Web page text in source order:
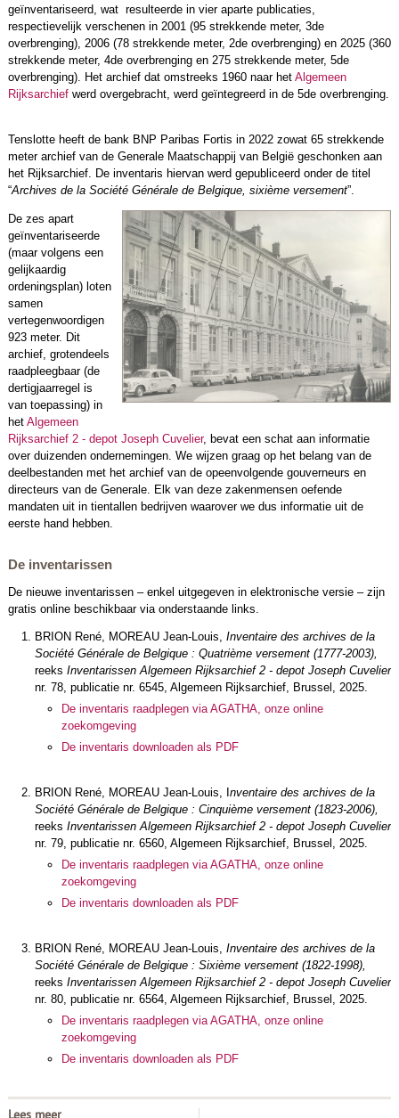
geïnventariseerd, wat resulteerde in vier aparte publicaties,
respectievelijk verschenen in 2001 (95 strekkende meter, 3de
overbrenging), 2006 (78 strekkende meter, 2de overbrenging) en 2025 (360
strekkende meter, 4de overbrenging en 275 strekkende meter, 5de
overbrenging). Het archief dat omstreeks 1960 naar het Algemeen
Rijksarchiefwerd overgebracht, werd geïntegreerd in de 5de overbrenging.
Tenslotte heeft de bank BNP Paribas Fortis in 2022 zowat 65 strekkende
meter archief van de Generale Maatschappij van België geschonken aan
het Rijksarchief. De inventaris hiervan werd gepubliceerd onder de titel
“Archives de la Société Générale de Belgique, sixième versement”.
De zes apart
geïnventariseerde
(maar volgens een
gelijkaardig
ordeningsplan) loten
samen
vertegenwoordigen
923 meter. Dit
archief, grotendeels
raadpleegbaar (de
dertigjaarregel is
van toepassing) in
het Algemeen
Rijksarchief 2 - depot Joseph Cuvelier, bevat een schat aan informatie
over duizenden ondernemingen. We wijzen graag op het belang van de
deelbestanden met het archief van de opeenvolgende gouverneurs en
directeurs van de Generale. Elk van deze zakenmensen oefende
mandaten uit in tientallen bedrijven waarover we dus informatie uit de
eerste hand hebben.
De inventarissen
De nieuwe inventarissen – enkel uitgegeven in elektronische versie – zijn
gratis online beschikbaar via onderstaande links.
BRION René, MOREAU Jean-Louis, Inventaire des archives de la
Société Générale de Belgique : Quatrième versement (1777-2003),
reeks Inventarissen Algemeen Rijksarchief 2 - depot Joseph Cuvelier
nr. 78, publicatie nr. 6545, Algemeen Rijksarchief, Brussel, 2025.
De inventaris raadplegen via AGATHA, onze online
zoekomgeving
De inventaris downloaden als PDF
BRION René, MOREAU Jean-Louis, I nventaire des archives de la
Société Générale de Belgique : Cinquième versement (1823-2006),
reeks Inventarissen Algemeen Rijksarchief 2 - depot Joseph Cuvelier
nr. 79, publicatie nr. 6560, Algemeen Rijksarchief, Brussel, 2025.
De inventaris raadplegen via AGATHA, onze online
zoekomgeving
De inventaris downloaden als PDF
BRION René, MOREAU Jean-Louis, Inventaire des archives de la
Société Générale de Belgique : Sixième versement (1822-1998),
reeks Inventarissen Algemeen Rijksarchief 2 - depot Joseph Cuvelier
nr. 80, publicatie nr. 6564, Algemeen Rijksarchief, Brussel, 2025.
De inventaris raadplegen via AGATHA, onze online
zoekomgeving
De inventaris downloaden als PDF